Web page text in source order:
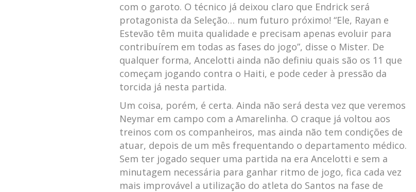
com o garoto. O técnico já deixou claro que Endrick será
protagonista da Seleção… num futuro próximo! “Ele, Rayan e
Estevão têm muita qualidade e precisam apenas evoluir para
contribuírem em todas as fases do jogo”, disse o Mister. De
qualquer forma, Ancelotti ainda não definiu quais são os 11 que
começam jogando contra o Haiti, e pode ceder à pressão da
torcida já nesta partida.
Um coisa, porém, é certa. Ainda não será desta vez que veremos
Neymar em campo com a Amarelinha. O craque já voltou aos
treinos com os companheiros, mas ainda não tem condições de
atuar, depois de um mês frequentando o departamento médico.
Sem ter jogado sequer uma partida na era Ancelotti e sem a
minutagem necessária para ganhar ritmo de jogo, fica cada vez
mais improvável a utilização do atleta do Santos na fase de